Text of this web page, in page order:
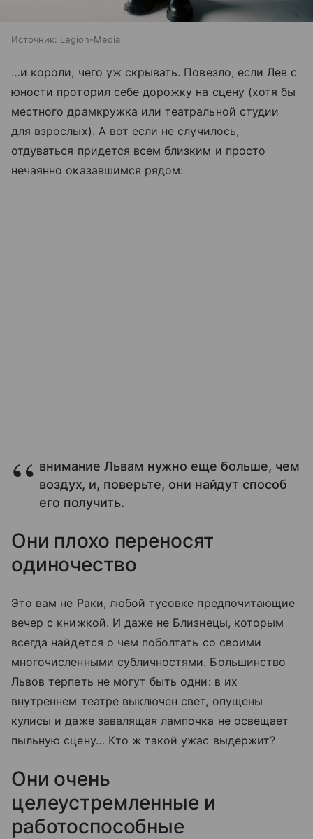
Источник: Legion-Media
…и короли, чего уж скрывать. Повезло, если Лев с
юности проторил себе дорожку на сцену (хотя бы
местного драмкружка или театральной студии
для взрослых). А вот если не случилось,
отдуваться придется всем близким и просто
нечаянно оказавшимся рядом:
внимание Львам нужно еще больше, чем
воздух, и, поверьте, они найдут способ
его получить.
Они плохо переносят
одиночество
Это вам не Раки, любой тусовке предпочитающие
вечер с книжкой. И даже не Близнецы, которым
всегда найдется о чем поболтать со своими
многочисленными субличностями. Большинство
Львов терпеть не могут быть одни: в их
внутреннем театре выключен свет, опущены
кулисы и даже завалящая лампочка не освещает
пыльную сцену… Кто ж такой ужас выдержит?
Они очень
целеустремленные и
работоспособные